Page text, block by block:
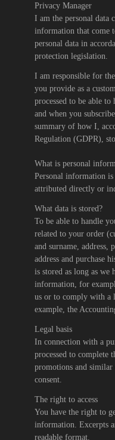
Privacy Manager
I am the personal data
information that come
personal data in
protection legislation.
I am responsible for
you provide as a
processed to be able to
and when you
summary of how I,
Regulation (GDPR),
What is personal
Personal information
attributed directly or
What data is stored?
To be able to handle
related to your order
and surname, address,
address and purchase
is stored as long as we
information, for
us or to comply with a
example, the
Legal basis
In connection with a
processed to complete
promotions and
consent.
The right to access
You have the right to
information. Excerpts
readable format.